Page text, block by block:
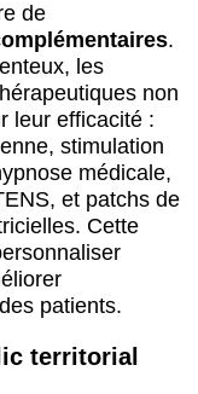
de
.
les
non
leur efficacité :
stimulation
médicale,
et patchs de
Cette
patients.
territorial